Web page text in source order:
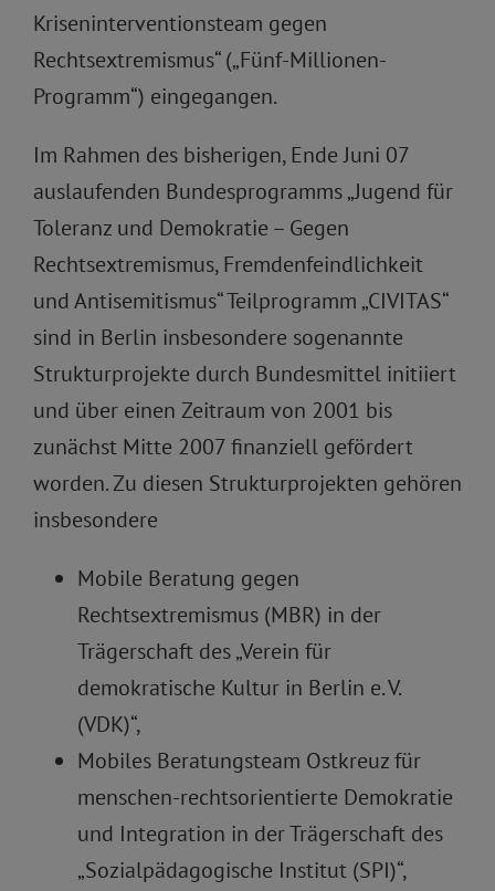
Kriseninterventionsteam gegen
Rechtsextremismus“ („Fünf-Millionen-
Programm“) eingegangen.
Im Rahmen des bisherigen, Ende Juni 07
auslaufenden Bundesprogramms „Jugend für
Toleranz und Demokratie – Gegen
Rechtsextremismus, Fremdenfeindlichkeit
und Antisemitismus“ Teilprogramm „CIVITAS“
sind in Berlin insbesondere sogenannte
Strukturprojekte durch Bundesmittel initiiert
und über einen Zeitraum von 2001 bis
zunächst Mitte 2007 finanziell gefördert
worden. Zu diesen Strukturprojekten gehören
insbesondere
Mobile Beratung gegen
Rechtsextremismus (MBR) in der
Trägerschaft des „Verein für
demokratische Kultur in Berlin e. V.
(VDK)“,
Mobiles Beratungsteam Ostkreuz für
menschen-rechtsorientierte Demokratie
und Integration in der Trägerschaft des
„Sozialpädagogische Institut (SPI)“,